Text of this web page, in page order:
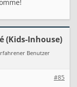
(Kids-Inhouse)
Benutzer
#85